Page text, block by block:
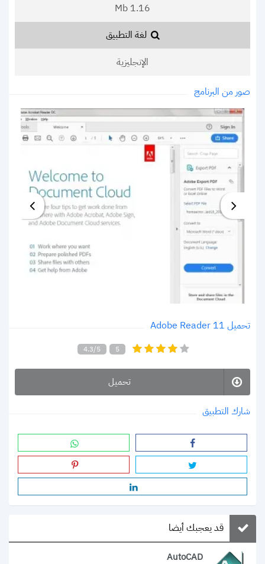
1.16 Mb
لغة التطبيق
الإنجليزية
صور من البرنامج
تحميل Adobe Reader 11
4.3/5 5
تحميل
شارك التطبيق
قد يعجبك أيضا
AutoCAD